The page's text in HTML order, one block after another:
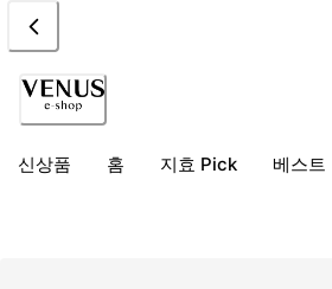
신상품 홈 지효 Pick 베스트